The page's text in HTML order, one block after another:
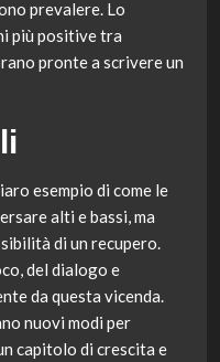
prevalere. Lo
più positive tra
pronte a scrivere un
esempio di come le
alti e bassi, ma
di un recupero.
del dialogo e
da questa vicenda.
nuovi modi per
capitolo di crescita e